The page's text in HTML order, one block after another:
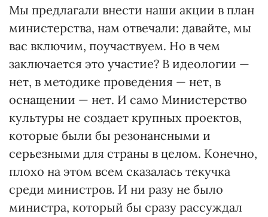
Мы предлагали внести наши акции в план
министерства, нам отвечали: давайте, мы
вас включим, поучаствуем. Но в чем
заключается это участие? В идеологии —
нет, в методике проведения — нет, в
оснащении — нет. И само Министерство
культуры не создает крупных проектов,
которые были бы резонансными и
серьезными для страны в целом. Конечно,
плохо на этом всем сказалась текучка
среди министров. И ни разу не было
министра, который бы сразу рассуждал